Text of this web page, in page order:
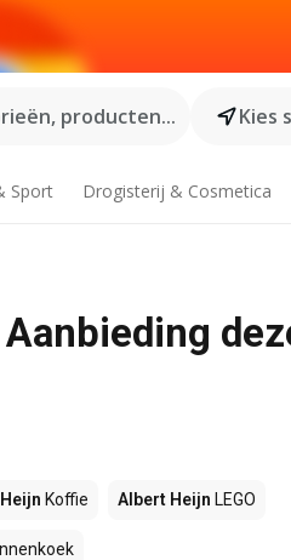
producten...
Kies
Sport Drogisterij & Cosmetica
Koffie Albert Heijn LEGO